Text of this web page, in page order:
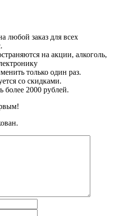
любой заказ для всех
на акции, алкоголь,
только один раз.
со скидками.
более 2000 рублей.